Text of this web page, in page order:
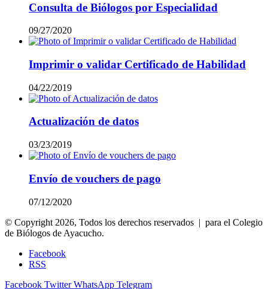
Consulta de Biólogos por Especialidad
09/27/2020
Imprimir o validar Certificado de Habilidad
04/22/2019
Actualización de datos
03/23/2019
Envío de vouchers de pago
07/12/2020
© Copyright 2026, Todos los derechos reservados | para el Colegio
de Biólogos de Ayacucho.
Facebook
RSS
Facebook Twitter WhatsApp Telegram